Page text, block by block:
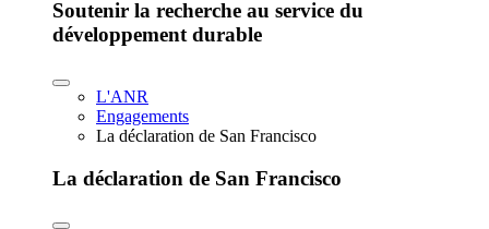
Soutenir la recherche au service du
développement durable
L'ANR
Engagements
La déclaration de San Francisco
La déclaration de San Francisco